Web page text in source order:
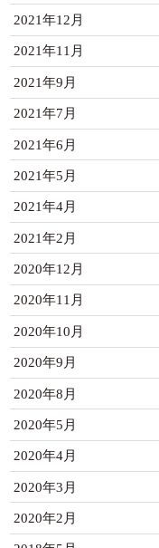
2021年12月
2021年11月
2021年9月
2021年7月
2021年6月
2021年5月
2021年4月
2021年2月
2020年12月
2020年11月
2020年10月
2020年9月
2020年8月
2020年5月
2020年4月
2020年3月
2020年2月